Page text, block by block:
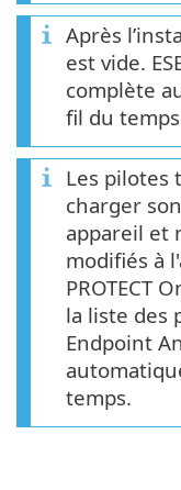
Après
est vide.
complète
fil du
Les pilotes
charger
appareil et
modifiés à
PROTECT
la liste des
Endpoint
temps.